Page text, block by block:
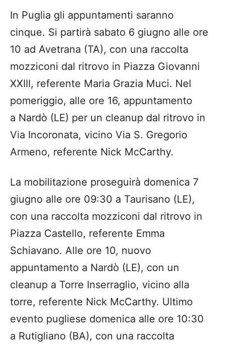
In Puglia gli appuntamenti saranno
cinque. Si partirà sabato 6 giugno alle ore
10 ad Avetrana (TA), con una raccolta
mozziconi dal ritrovo in Piazza Giovanni
XXIII, referente Maria Grazia Muci. Nel
pomeriggio, alle ore 16, appuntamento
a Nardò (LE) per un cleanup dal ritrovo in
Via Incoronata, vicino Via S. Gregorio
Armeno, referente Nick McCarthy.
La mobilitazione proseguirà domenica 7
giugno alle ore 09:30 a Taurisano (LE),
con una raccolta mozziconi dal ritrovo in
Piazza Castello, referente Emma
Schiavano. Alle ore 10, nuovo
appuntamento a Nardò (LE), con un
cleanup a Torre Inserraglio, vicino alla
torre, referente Nick McCarthy. Ultimo
evento pugliese domenica alle ore 10:30
a Rutigliano (BA), con una raccolta